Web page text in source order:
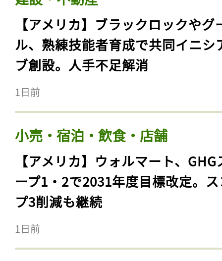
【アメリカ】ブラックロックやグ
ル、熟練技能者育成で共同イニシ
ブ創設。人手不足解消
1日前
小売・宿泊・飲食・店舗
【アメリカ】ウォルマート、GHG
ープ1・2で2031年度目標改定。
プ3削減も継続
1日前